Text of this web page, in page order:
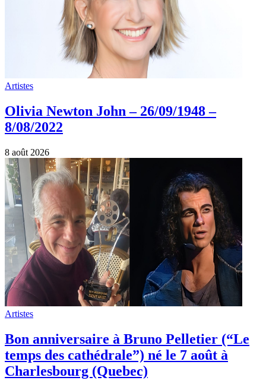
Artistes
Olivia Newton John – 26/09/1948 –
8/08/2022
8 août 2026
Artistes
Bon anniversaire à Bruno Pelletier (“Le
temps des cathédrale”) né le 7 août à
Charlesbourg (Quebec)